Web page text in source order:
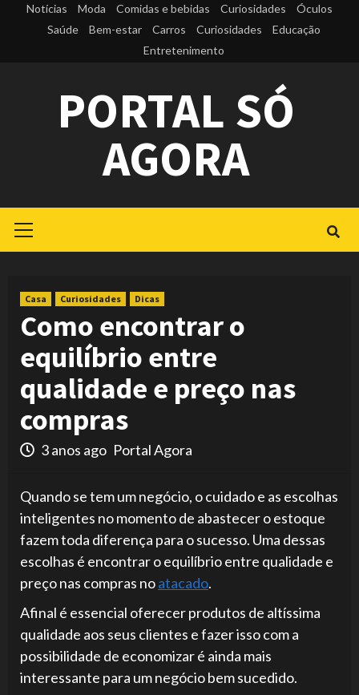
Notícias Moda Comidas e bebidas Curiosidades
Óculos
Saúde
Bem-estar Carros Curiosidades
Educação
Entretenimento
PORTAL SÓ
AGORA
Menu
Casa Curiosidades Dicas
Como encontrar o
equilíbrio entre
qualidade e preço nas
compras
3 anos ago Portal Agora
Quando se tem um negócio, o cuidado e as escolhas
inteligentes no momento de abastecer o estoque
fazem toda diferença para o sucesso. Uma dessas
escolhas é encontrar o equilíbrio entre qualidade e
preço nas compras noatacado.
Afinal é essencial oferecer produtos de altíssima
qualidade aos seus clientes e fazer isso com a
possibilidade de economizar é ainda mais
interessante para um negócio bem sucedido.